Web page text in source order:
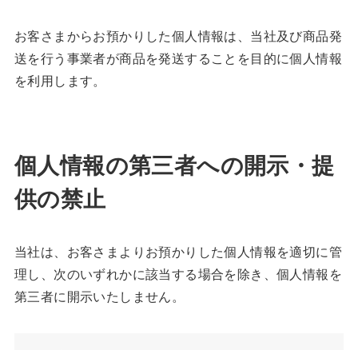
お客さまからお預かりした個人情報は、当社及び商品発
送を行う事業者が商品を発送することを目的に個人情報
を利用します。
個人情報の第三者への開示・提
供の禁止
当社は、お客さまよりお預かりした個人情報を適切に管
理し、次のいずれかに該当する場合を除き、個人情報を
第三者に開示いたしません。